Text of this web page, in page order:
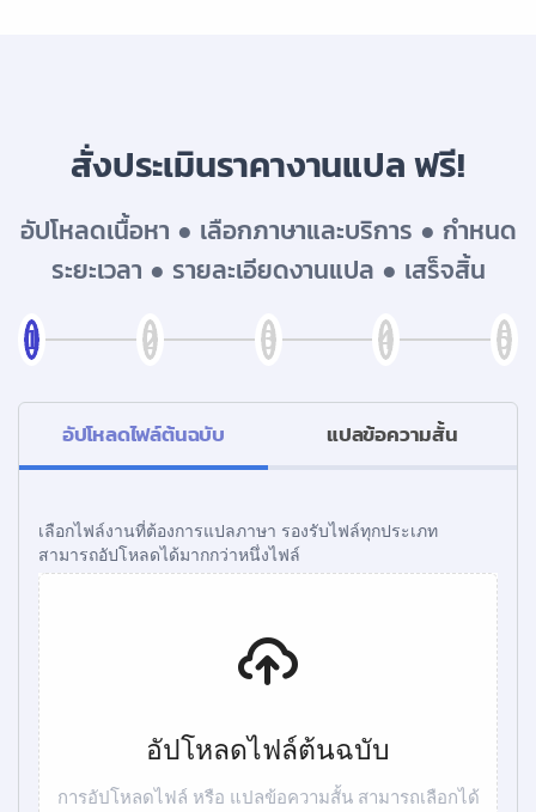
สั่งประเมินราคางานแปล ฟรี!
อัปโหลดเนื้อหา ● เลือกภาษาและบริการ ● กำหนด
ระยะเวลา ● รายละเอียดงานแปล ● เสร็จสิ้น
อัปโหลดไฟล์ต้นฉบับ แปลข้อความสั้น
เลือกไฟล์งานที่ต้องการแปลภาษา รองรับไฟล์ทุกประเภท
สามารถอัปโหลดได้มากกว่าหนึ่งไฟล์
อัปโหลดไฟล์ต้นฉบับ
การอัปโหลดไฟล์ หรือ แปลข้อความสั้น สามารถเลือกได้